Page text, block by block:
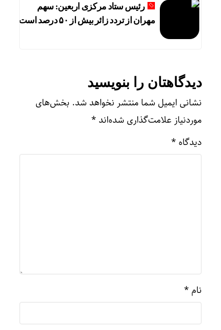
رئیس ستاد مرکزی اربعین: سهم
مهران از تردد زائر بیش از ۵۰ درصد است
دیدگاهتان را بنویسید
نشانی ایمیل شما منتشر نخواهد شد. بخش‌های
موردنیاز علامت‌گذاری شده‌اند *
دیدگاه *
نام *